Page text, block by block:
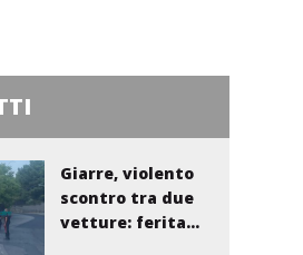
Giarre, violento
scontro tra due
vetture: ferita...